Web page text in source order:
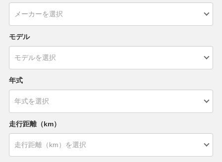
モデル
年式
走行距離（km）